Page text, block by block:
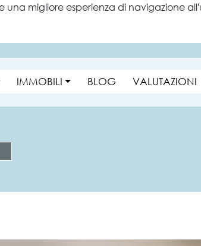
una migliore esperienza di navigazione
IMMOBILI BLOG VALUTAZIONI